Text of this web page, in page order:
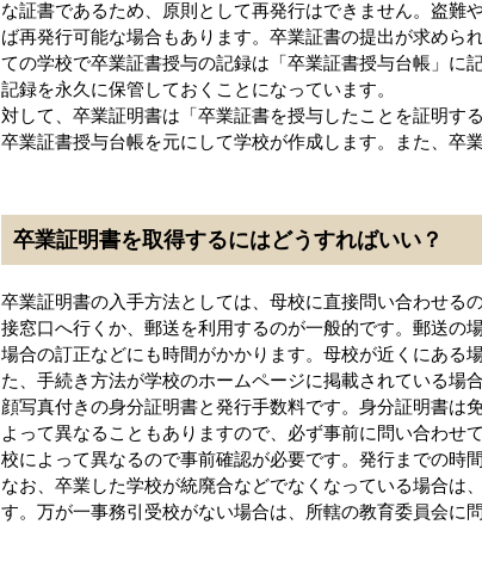
な証書であるため、原則として再発行はできません。盗難
ば再発行可能な場合もあります。卒業証書の提出が求めら
ての学校で卒業証書授与の記録は「卒業証書授与台帳」に
記録を永久に保管しておくことになっています。
対して、卒業証明書は「卒業証書を授与したことを証明す
卒業証書授与台帳を元にして学校が作成します。また、卒
卒業証明書を取得するにはどうすればいい？
卒業証明書の入手方法としては、母校に直接問い合わせる
接窓口へ行くか、郵送を利用するのが一般的です。郵送の
場合の訂正などにも時間がかかります。母校が近くにある
た、手続き方法が学校のホームページに掲載されている場
顔写真付きの身分証明書と発行手数料です。身分証明書は
よって異なることもありますので、必ず事前に問い合わせ
校によって異なるので事前確認が必要です。発行までの時
なお、卒業した学校が統廃合などでなくなっている場合は
す。万が一事務引受校がない場合は、所轄の教育委員会に